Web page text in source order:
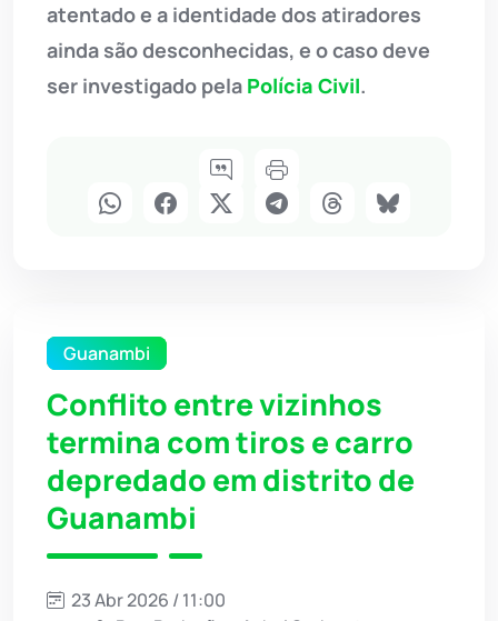
atentado e a identidade dos atiradores
ainda são desconhecidas, e o caso deve
ser investigado pela Polícia Civil.
Guanambi
Conflito entre vizinhos
termina com tiros e carro
depredado em distrito de
Guanambi
23 Abr 2026 / 11:00